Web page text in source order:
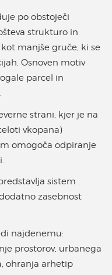
po obstoječi
strukturo in
manjše gruče, ki se
Osnoven motiv
parcel in
strani, kjer je na
vkopana)
omogoča odpiranje
sistem
zasebnost
najdenemu:
prostorov, urbanega
ohranja arhetip